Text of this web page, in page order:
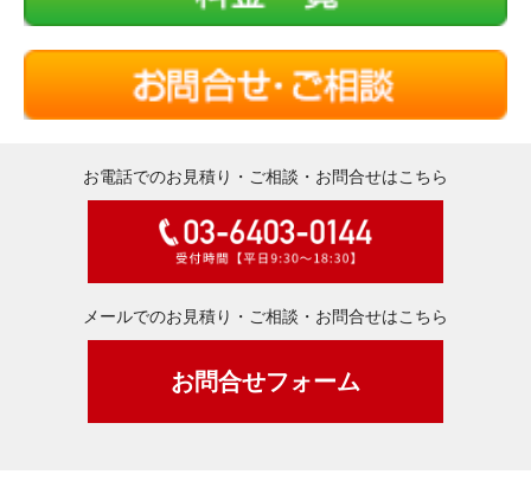
お電話でのお見積り・ご相談・お問合せはこちら
メールでのお見積り・ご相談・お問合せはこちら
お問合せフォーム